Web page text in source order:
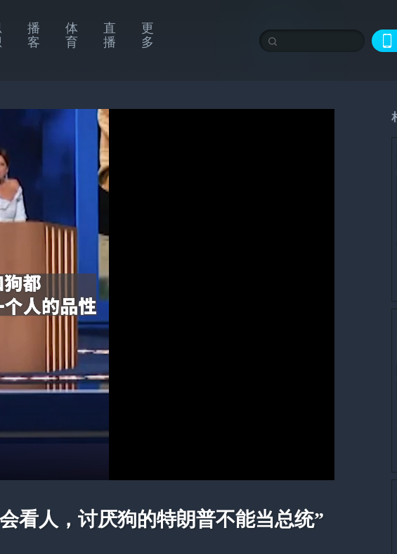
播
客
体
育
直
播
更
多
看人，讨厌狗的特朗普不能当总统”